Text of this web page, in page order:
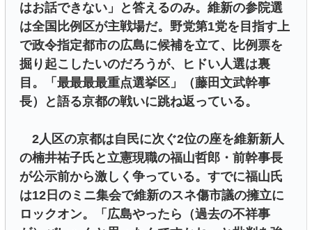
はお話できない」と答えるのみ。維新の参院選
は全国比例区が主戦場だ。野党第1党を目指す上
で政令指定都市の広島に候補を立て、比例票を
掘り起こしたいのだろうが、ヒドい人選は裏
目。「最最最最重点選挙区」（藤田文武幹事
長）と語る京都の戦いに跳ね返っている。
2人区の京都は自民に次ぐ2位の座を維新新人
の楠井祐子氏と立憲現職の福山哲郎・前幹事長
が公示前から激しく争っている。すでに福山氏
は12日のミニ集会で維新のスネ傷市議の擁立に
ロックオン。「広島やったら（過去の不祥事